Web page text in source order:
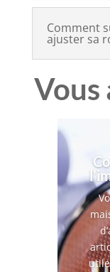
Comment
ajuster sa
Vous